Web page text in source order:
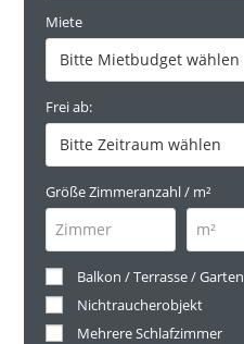
Miete
Frei ab:
Größe Zimmeranzahl / m²
Balkon / Terrasse / Garten
Nichtraucherobjekt
Mehrere Schlafzimmer